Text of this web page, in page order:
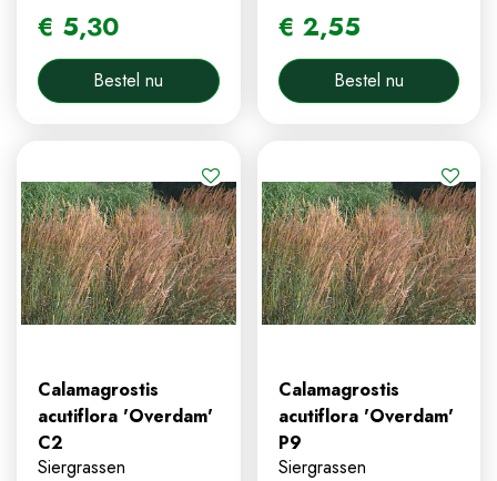
€ 5,30
Bestel nu
€ 2,55
Bestel nu
Calamagrostis
acutiflora 'Overdam'
C2
Siergrassen
Calamagrostis
acutiflora 'Overdam'
P9
Siergrassen